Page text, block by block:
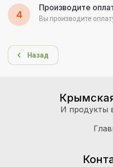
4
Производите
Вы производите
Назад
И продукты